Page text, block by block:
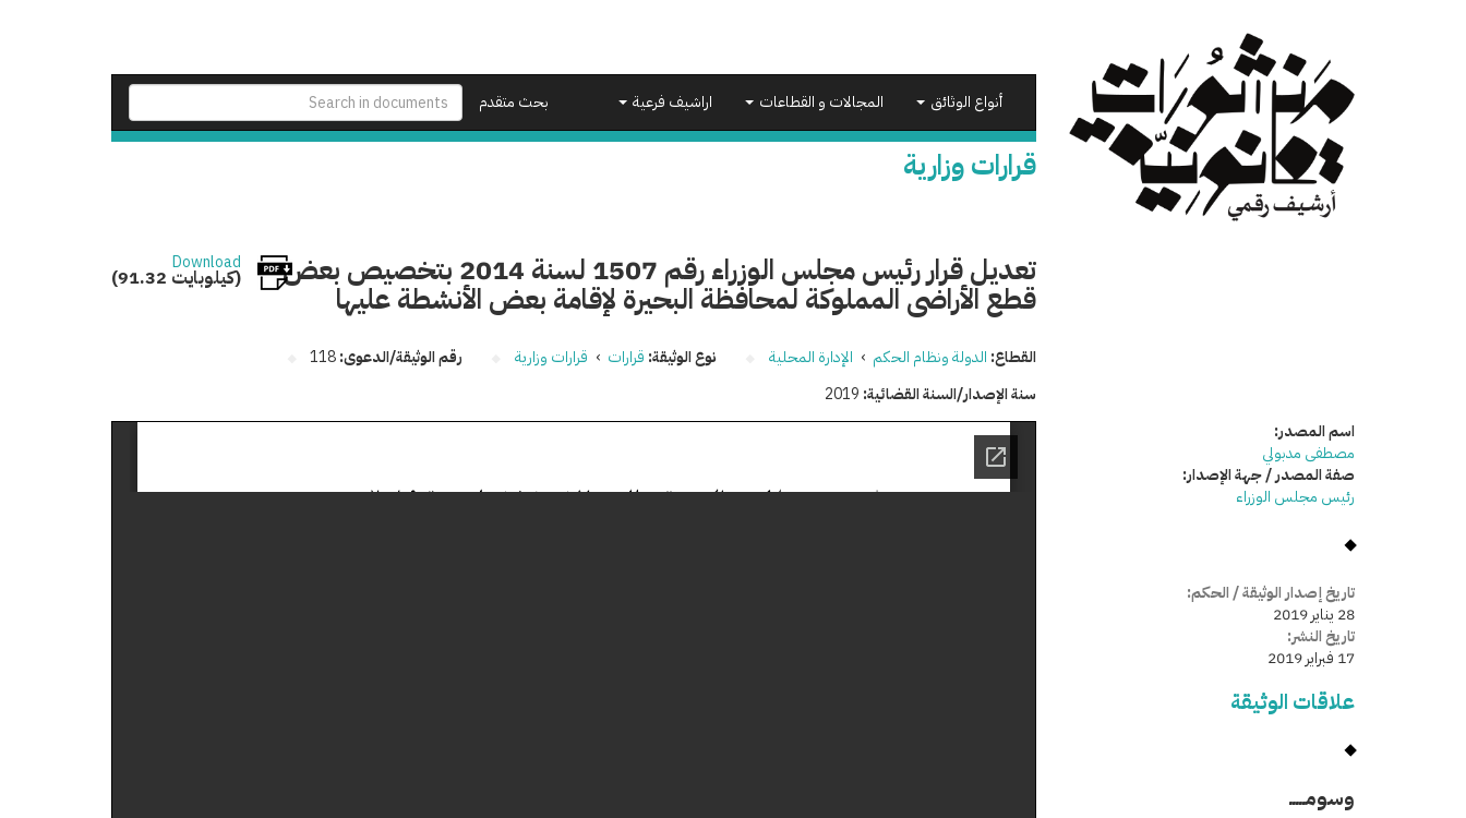
بحث متقدم
أنواع الوثائق المجالات و القطاعات اراشيف فرعية
قرارات وزارية
تعديل قرار رئيس مجلس الوزراء رقم 1507 لسنة 2014 بتخصيص بعض
قطع الأراضى المملوكة لمحافظة البحيرة لإقامة بعض الأنشطة عليها
Download
(91.32 كيلوبايت)
القطاع: الدولة ونظام الحكم › الإدارة المحلية نوع الوثيقة: قرارات › قرارات وزارية رقم الوثيقة/الدعوى:118
سنة الإصدار/السنة القضائية: 2019
اسم المصدر:
مصطفى مدبولي
صفة المصدر / جهة الإصدار:
رئيس مجلس الوزراء
تاريخ إصدار الوثيقة / الحكم:
28 يناير 2019
تاريخ النشر:
17 فبراير 2019
علاقات الوثيقة
وسومـــــ